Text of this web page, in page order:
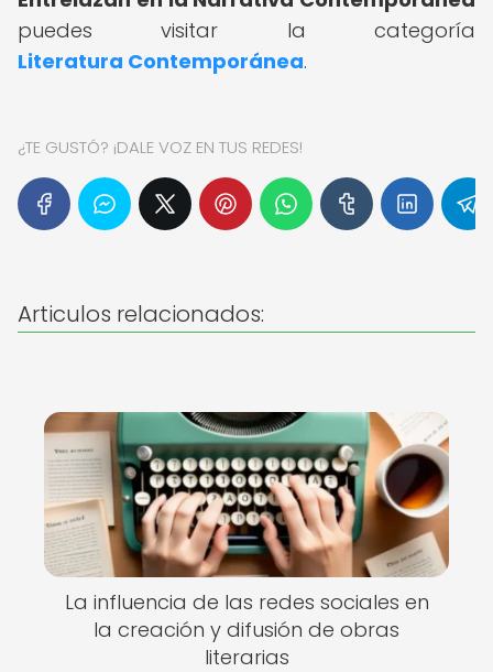
puedes visitar la categoría
Literatura Contemporánea.
¿TE GUSTÓ? ¡DALE VOZ EN TUS REDES!
Articulos relacionados:
La influencia de las redes sociales en
la creación y difusión de obras
literarias